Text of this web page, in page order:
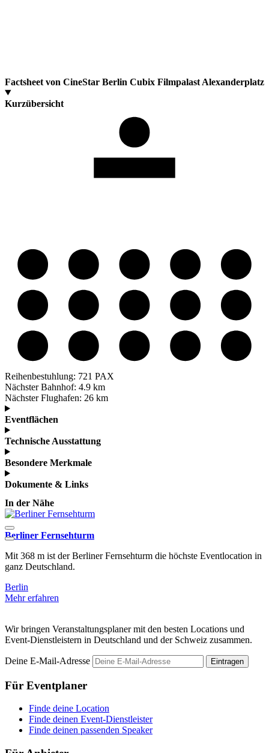
Factsheet von CineStar Berlin Cubix Filmpalast Alexanderplatz
Kurzübersicht
Reihenbestuhlung: 721 PAX
Nächster Bahnhof: 4.9 km
Nächster Flughafen: 26 km
Eventflächen
Technische Ausstattung
Besondere Merkmale
Dokumente & Links
In der Nähe
Berliner Fernsehturm
Mit 368 m ist der Berliner Fernsehturm die höchste Eventlocation in
ganz Deutschland.
Berlin
Mehr erfahren
Wir bringen Veranstaltungsplaner mit den besten Locations und
Event-Dienstleistern in Deutschland und der Schweiz zusammen.
Deine E-Mail-Adresse Eintragen
Für Eventplaner
Finde deine Location
Finde deinen Event-Dienstleister
Finde deinen passenden Speaker